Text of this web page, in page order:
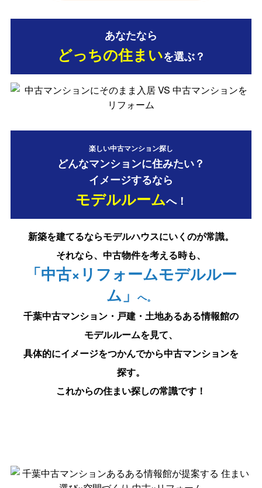
あなたなら
どっちの住まいを選ぶ？
楽しい中古マンション探し
どんなマンションに住みたい？
イメージするなら
モデルルームへ！
新築を建てるならモデルハウスにいくのが常識。
それなら、中古物件を考える時も、
「中古×リフォームモデルルー
ム」
へ。
千葉中古マンション・戸建・土地あるある情報館の
モデルルームを見て、
具体的にイメージをつかんでから中古マンションを
探す。
これからの住まい探しの常識です！